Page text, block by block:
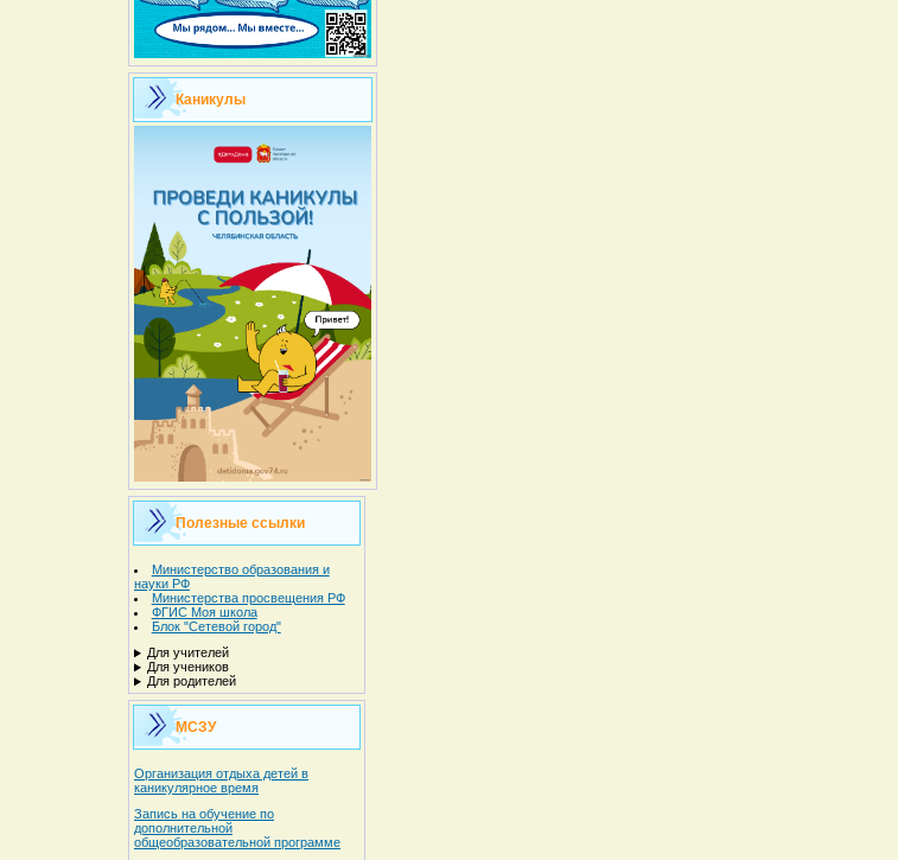
Каникулы
Полезные ссылки
Министерство образования и
науки РФ
Министерства просвещения РФ
ФГИС Моя школа
Блок "Сетевой город"
Для учителей
Для учеников
Для родителей
МСЗУ
Организация отдыха детей в
каникулярное время
Запись на обучение по
дополнительной
общеобразовательной программе